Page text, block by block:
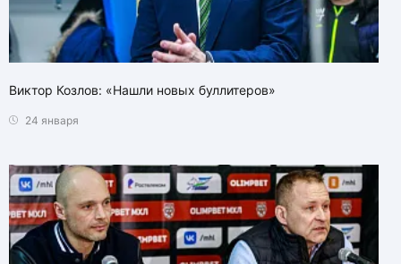
Виктор Козлов: «Нашли новых буллитеров»
24 января